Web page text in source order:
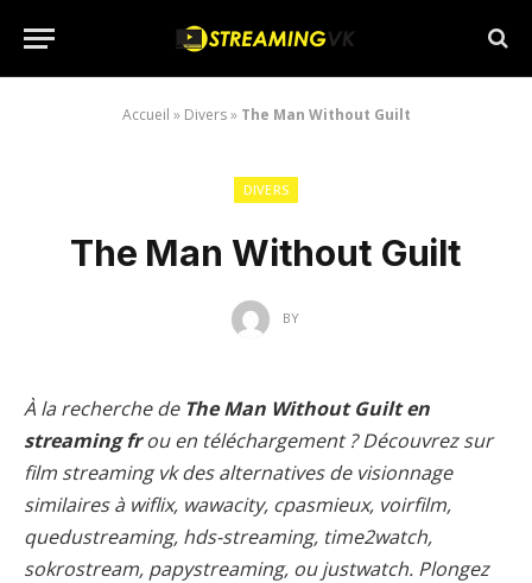
Accueil » Divers» The Man Without Guilt
DIVERS
The Man Without Guilt
BY
À la recherche de The Man Without Guilt en
streaming frou en téléchargement ? Découvrez sur
film streaming vk des alternatives de visionnage
similaires à wiflix, wawacity, cpasmieux, voirfilm,
quedustreaming, hds-streaming, time2watch,
sokrostream, papystreaming, ou justwatch. Plongez